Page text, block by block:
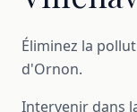
Éliminez la
d'Ornon.
Intervenir dans